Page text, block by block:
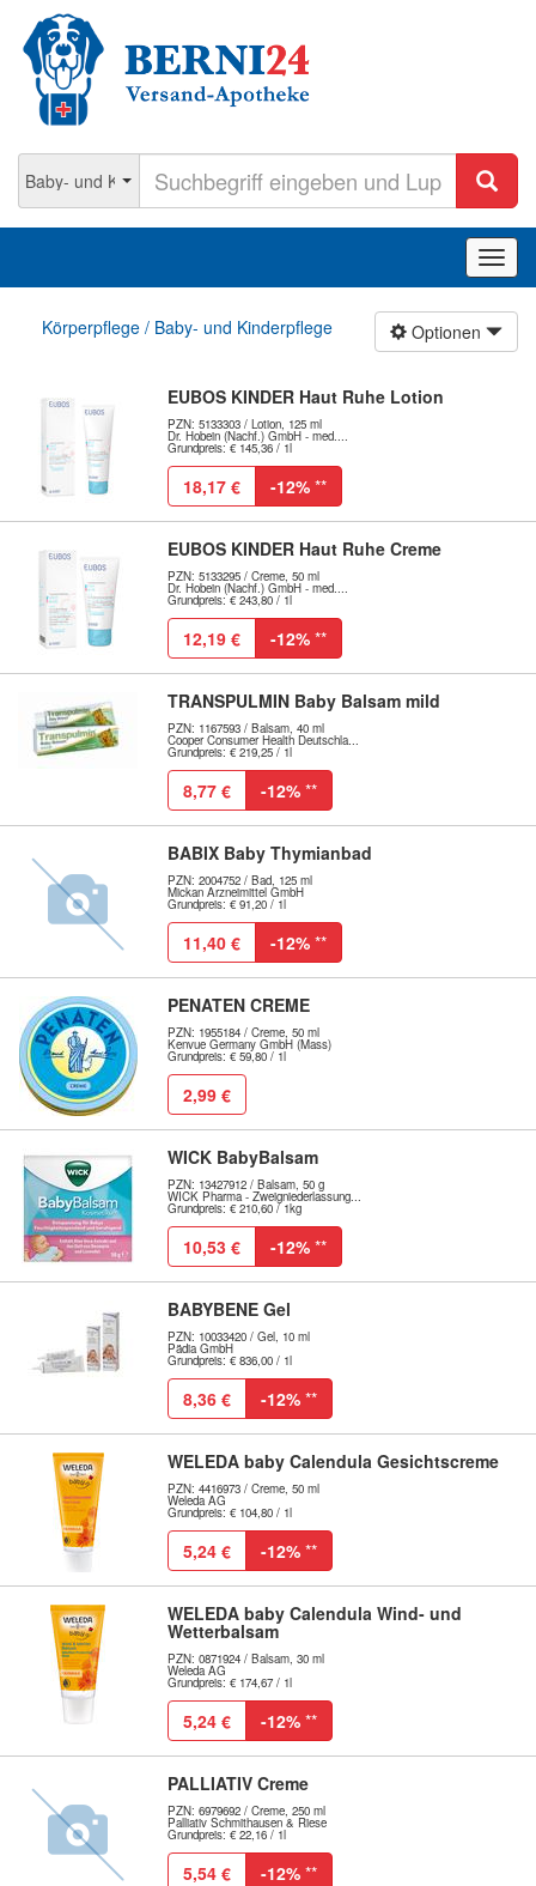
ein-/
Optionen
Körperpflege / Baby- und Kinderpflege
EUBOS KINDER Haut Ruhe Lotion
PZN: 5133303 / Lotion, 125 ml
Dr. Hobein (Nachf.) GmbH - med....
Grundpreis: € 145,36 / 1l
18,17 € -12% **
EUBOS KINDER Haut Ruhe Creme
PZN: 5133295 / Creme, 50 ml
Dr. Hobein (Nachf.) GmbH - med....
Grundpreis: € 243,80 / 1l
12,19 € -12% **
TRANSPULMIN Baby Balsam mild
PZN: 1167593 / Balsam, 40 ml
Cooper Consumer Health Deutschla...
Grundpreis: € 219,25 / 1l
8,77 € -12% **
BABIX Baby Thymianbad
PZN: 2004752 / Bad, 125 ml
Mickan Arzneimittel GmbH
Grundpreis: € 91,20 / 1l
11,40 € -12% **
PENATEN CREME
PZN: 1955184 / Creme, 50 ml
Kenvue Germany GmbH (Mass)
Grundpreis: € 59,80 / 1l
2,99 €
WICK BabyBalsam
PZN: 13427912 / Balsam, 50 g
WICK Pharma - Zweigniederlassung...
Grundpreis: € 210,60 / 1kg
10,53 € -12% **
BABYBENE Gel
PZN: 10033420 / Gel, 10 ml
Pädia GmbH
Grundpreis: € 836,00 / 1l
8,36 € -12% **
WELEDA baby Calendula Gesichtscreme
PZN: 4416973 / Creme, 50 ml
Weleda AG
Grundpreis: € 104,80 / 1l
5,24 € -12% **
WELEDA baby Calendula Wind- und
Wetterbalsam
PZN: 0871924 / Balsam, 30 ml
Weleda AG
Grundpreis: € 174,67 / 1l
5,24 € -12% **
PALLIATIV Creme
PZN: 6979692 / Creme, 250 ml
Palliativ Schmithausen & Riese
Grundpreis: € 22,16 / 1l
5,54 € -12% **